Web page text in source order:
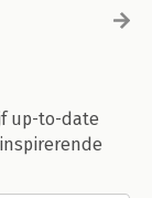
up-to-date